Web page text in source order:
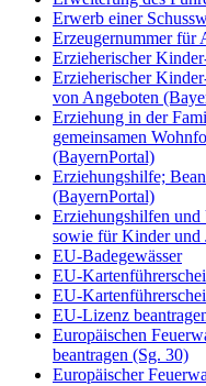
Erwerb einer
Erzeugernummer für
Erzieherischer
Erzieherischer
von Angeboten
Erziehung in der
gemeinsamen
(BayernPortal)
Erziehungshilfe;
(BayernPortal)
Erziehungshilfen und
sowie für Kinder und
EU-Badegewässer
EU-
EU-
EU-Lizenz
Europäischen
beantragen (Sg. 30)
Europäischer